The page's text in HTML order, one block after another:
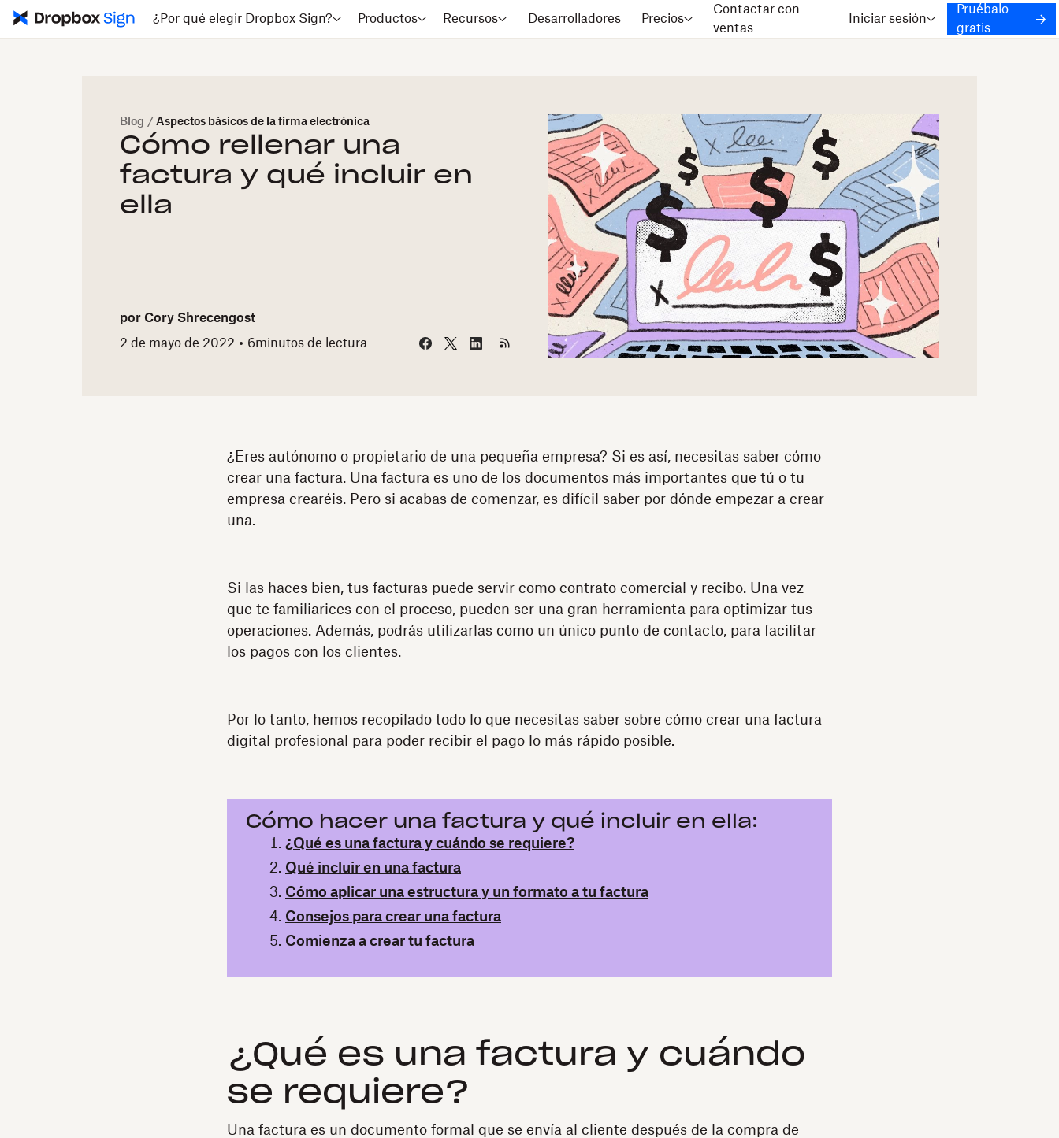
¿Por qué elegir Dropbox Sign? Productos Recursos Desarrolladores Precios
Contactar con
ventas
Iniciar sesión
Pruébalo
gratis
Blog / Aspectos básicos de la firma electrónica
Cómo rellenar una
factura y qué incluir en
ella
por Cory Shrecengost
2 de mayo de 2022
6minutos de lectura
¿Eres autónomo o propietario de una pequeña empresa? Si es así, necesitas saber cómo
crear una factura. Una factura es uno de los documentos más importantes que tú o tu
empresa crearéis. Pero si acabas de comenzar, es difícil saber por dónde empezar a crear
una.
Si las haces bien, tus facturas puede servir como contrato comercial y recibo. Una vez
que te familiarices con el proceso, pueden ser una gran herramienta para optimizar tus
operaciones. Además, podrás utilizarlas como un único punto de contacto, para facilitar
los pagos con los clientes.
Por lo tanto, hemos recopilado todo lo que necesitas saber sobre cómo crear una factura
digital profesional para poder recibir el pago lo más rápido posible.
Cómo hacer una factura y qué incluir en ella:
¿Qué es una factura y cuándo se requiere?
Qué incluir en una factura
Cómo aplicar una estructura y un formato a tu factura
Consejos para crear una factura
Comienza a crear tu factura
¿Qué es una factura y cuándo
se requiere?
Una factura es un documento formal que se envía al cliente después de la compra de